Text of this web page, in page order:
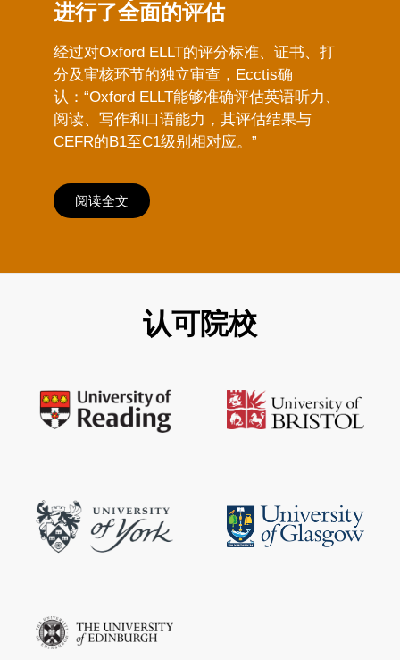
进行了全面的评估
经过对Oxford ELLT的评分标准、证书、打
分及审核环节的独立审查，Ecctis确
认：“Oxford ELLT能够准确评估英语听力、
阅读、写作和口语能力，其评估结果与
CEFR的B1至C1级别相对应。”
阅读全文
认可院校